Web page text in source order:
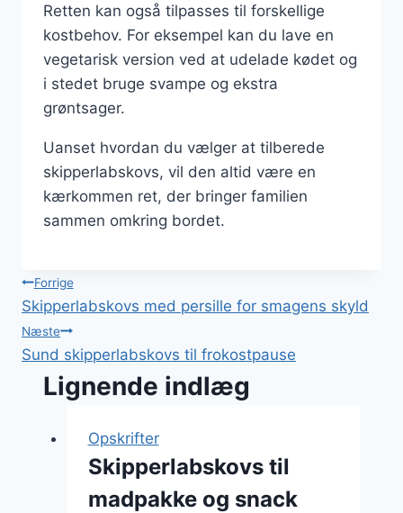
Retten kan også tilpasses til forskellige
kostbehov. For eksempel kan du lave en
vegetarisk version ved at udelade kødet og
i stedet bruge svampe og ekstra
grøntsager.
Uanset hvordan du vælger at tilberede
skipperlabskovs, vil den altid være en
kærkommen ret, der bringer familien
sammen omkring bordet.
Indlægsnavigation
Forrige
Skipperlabskovs med persille for smagens skyld
Næste
Sund skipperlabskovs til frokostpause
Lignende indlæg
Opskrifter
Skipperlabskovs til
madpakke og snack